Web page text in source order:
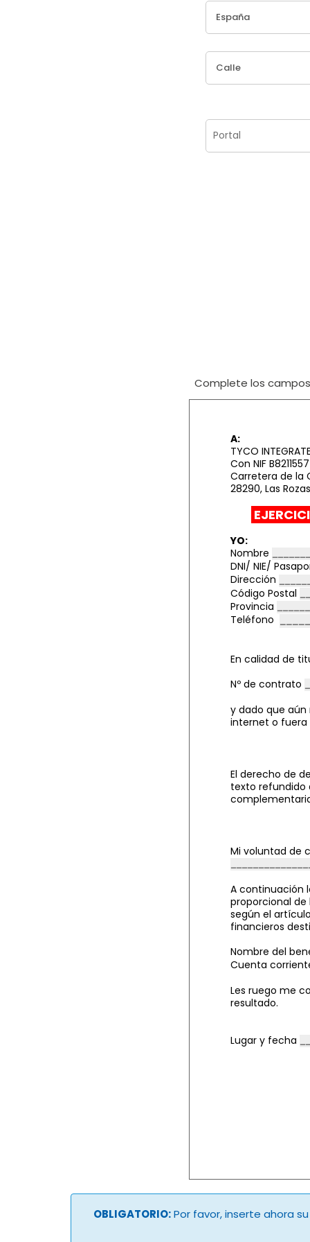
Complete los
A:
TYCO
Con NIF
Carretera de la
28290, Las
YO:
Nombre
DNI/ NIE/
Dirección
Código Postal
Provincia
Teléfono
En calidad de
Nº de contrato
y dado que
internet o fuera
El derecho de
texto refundido
Mi voluntad de
A continuación
proporcional
según el
financieros
Nombre del
Cuenta
Les ruego me
resultado.
Lugar y fecha
OBLIGATORIO:Por favor, inserte ahora su